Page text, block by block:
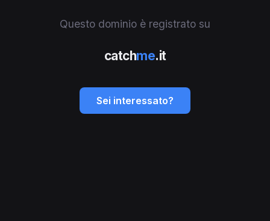
Questo dominio è registrato su
catchme.it
Sei interessato?